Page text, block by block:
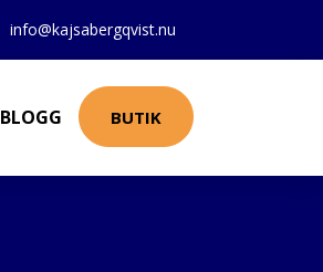
info@kajsabergqvist.nu
BLOGG BUTIK